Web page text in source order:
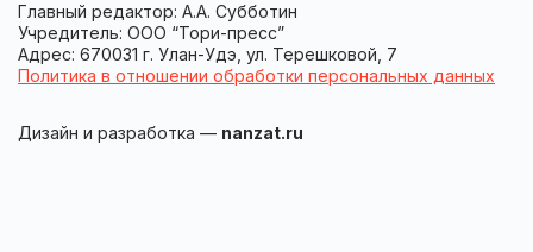
Главный редактор: А.А. Субботин
Учредитель: ООО “Тори-пресс”
Адрес: 670031 г. Улан-Удэ, ул. Терешковой, 7
Политика в отношении обработки персональных данных
Дизайн и разработка — nanzat.ru